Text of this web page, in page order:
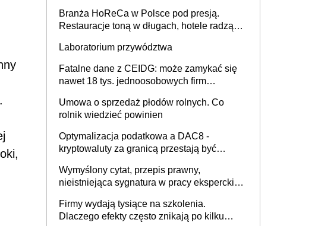
Branża HoReCa w Polsce pod presją.
Restauracje toną w długach, hotele radzą
Laboratorium przywództwa
Fatalne dane z CEIDG: może zamykać się
nawet 18 tys. jednoosobowych firm
Umowa o sprzedaż płodów rolnych. Co
rolnik wiedzieć powinien
Optymalizacja podatkowa a DAC8 -
kryptowaluty za granicą przestają być
Wymyślony cytat, przepis prawny,
nieistniejąca sygnatura w pracy eksperckiej -
firmie
Firmy wydają tysiące na szkolenia.
Dlaczego efekty często znikają po kilku